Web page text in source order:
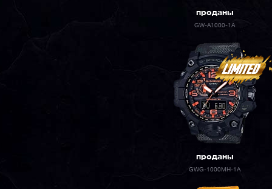
проданы
GW-A1000-1A
проданы
GWG-1000MH-1A